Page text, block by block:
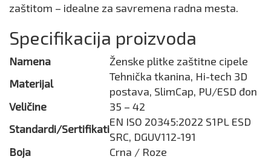
zaštitom – idealne za savremena radna mesta.
Specifikacija proizvoda
Namena
Ženske plitke zaštitne cipele
Materijal
Tehnička tkanina, Hi-tech 3D
postava, SlimCap, PU/ESD đon
Veličine
35 – 42
Standardi/Sertifikati
EN ISO 20345:2022 S1PL ESD
SRC, DGUV112-191
Boja
Crna / Roze